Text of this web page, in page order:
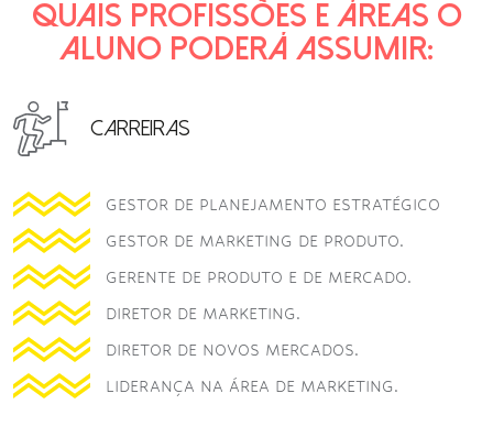
QUAIS PROFISSÕES E ÁREAS O
ALUNO PODERÁ ASSUMIR:
CARREIRAS
GESTOR DE PLANEJAMENTO ESTRATÉGICO
GESTOR DE MARKETING DE PRODUTO.
GERENTE DE PRODUTO E DE MERCADO.
DIRETOR DE MARKETING.
DIRETOR DE NOVOS MERCADOS.
LIDERANÇA NA ÁREA DE MARKETING.